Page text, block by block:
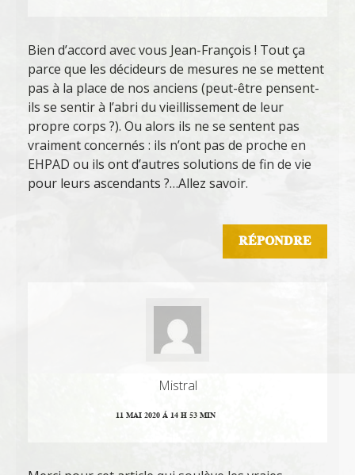
Bien d’accord avec vous Jean-François ! Tout ça
parce que les décideurs de mesures ne se mettent
pas à la place de nos anciens (peut-être pensent-
ils se sentir à l’abri du vieillissement de leur
propre corps ?). Ou alors ils ne se sentent pas
vraiment concernés : ils n’ont pas de proche en
EHPAD ou ils ont d’autres solutions de fin de vie
pour leurs ascendants ?…Allez savoir.
RÉPONDRE
Mistral
11 MAI 2020 Á 14 H 53 MIN